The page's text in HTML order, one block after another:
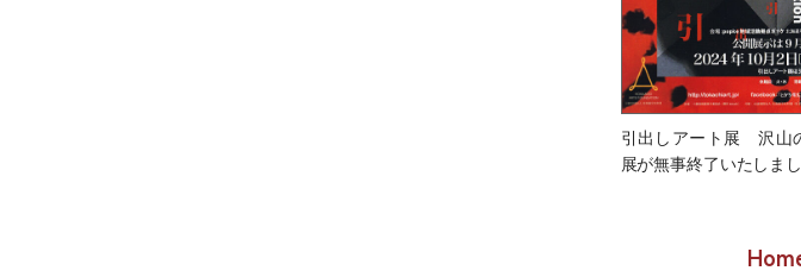
引出しアート展 沢山
展が無事終了いたしまし